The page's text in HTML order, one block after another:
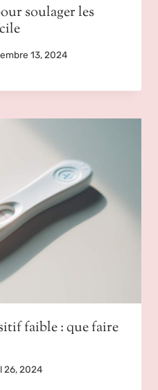
soulager les
13, 2024
faible : que faire
26, 2024